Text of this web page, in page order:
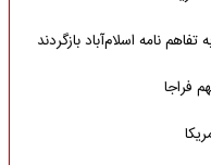
نامه اسلام‌آباد بازگردند
فراجا